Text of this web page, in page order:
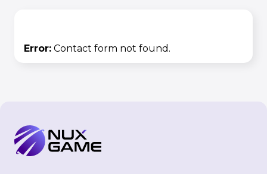
Error: Contact form not found.